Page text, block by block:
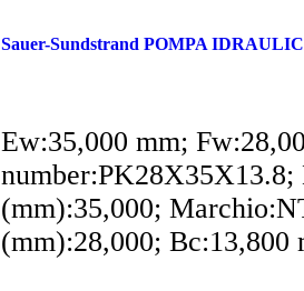
Sauer-Sundstrand POMPA
Ew:35,000 mm;
number:PK28X35X13.8;
(mm):35,000;
(mm):28,000; Bc:13,800